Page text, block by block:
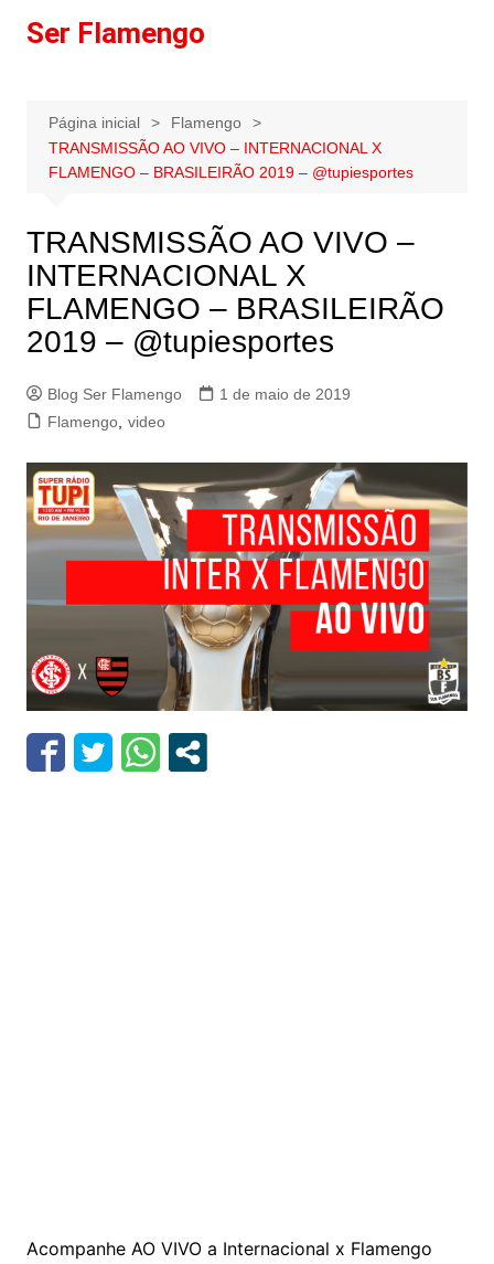
paraSer Flamengo
Página inicial
Flamengo
TRANSMISSÃO AO VIVO – INTERNACIONAL X
FLAMENGO – BRASILEIRÃO 2019 – @tupiesportes
TRANSMISSÃO AO VIVO –
INTERNACIONAL X
FLAMENGO – BRASILEIRÃO
2019 – @tupiesportes
Blog Ser Flamengo
1 de maio de 2019
Flamengo, video
Acompanhe AO VIVO a Internacional x Flamengo